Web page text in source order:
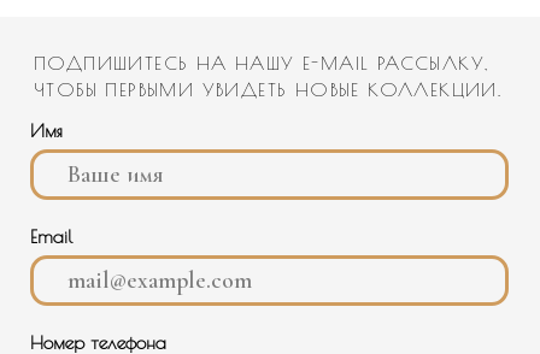
Политика конфиденциальности
Подписаться